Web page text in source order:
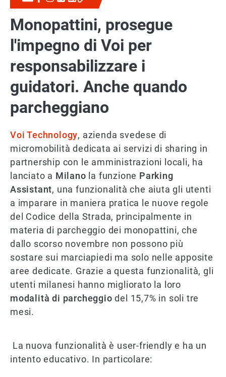
Monopattini, prosegue
l'impegno di Voi per
responsabilizzare i
guidatori. Anche quando
parcheggiano
Voi Technology, azienda svedese di
micromobilità dedicata ai servizi di sharing in
partnership con le amministrazioni locali, ha
lanciato a Milano la funzione Parking
Assistant, una funzionalità che aiuta gli utenti
a imparare in maniera pratica le nuove regole
del Codice della Strada, principalmente in
materia di parcheggio dei monopattini, che
dallo scorso novembre non possono più
sostare sui marciapiedi ma solo nelle apposite
aree dedicate. Grazie a questa funzionalità, gli
utenti milanesi hanno migliorato la loro
modalità di parcheggio del 15,7% in soli tre
mesi.
La nuova funzionalità è user-friendly e ha un
intento educativo. In particolare: